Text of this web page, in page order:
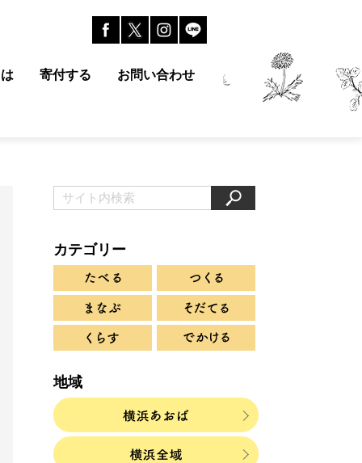
寄付する お問い合わせ
カテゴリー
地域